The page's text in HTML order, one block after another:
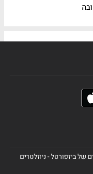
של ביזפורטל - ניוזלטרים